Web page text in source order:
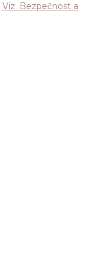
Viz. Bezpečnost a